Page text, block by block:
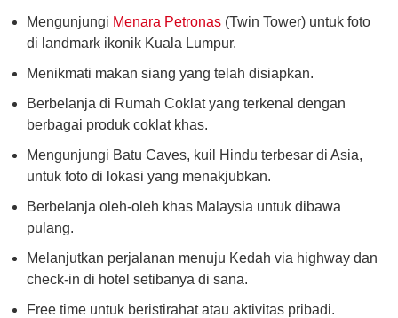
Mengunjungi Menara Petronas (Twin Tower) untuk foto
di landmark ikonik Kuala Lumpur.
Menikmati makan siang yang telah disiapkan.
Berbelanja di Rumah Coklat yang terkenal dengan
berbagai produk coklat khas.
Mengunjungi Batu Caves, kuil Hindu terbesar di Asia,
untuk foto di lokasi yang menakjubkan.
Berbelanja oleh-oleh khas Malaysia untuk dibawa
pulang.
Melanjutkan perjalanan menuju Kedah via highway dan
check-in di hotel setibanya di sana.
Free time untuk beristirahat atau aktivitas pribadi.